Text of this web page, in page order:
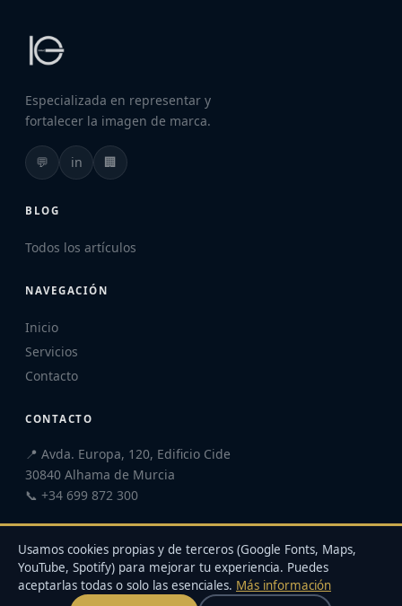
Especializada en representar y
fortalecer la imagen de marca.
💬 in 🏢
BLOG
Todos los artículos
NAVEGACIÓN
Inicio
Servicios
Contacto
CONTACTO
📍 Avda. Europa, 120, Edificio Cide
30840 Alhama de Murcia
📞 +34 699 872 300
© 2026 INMAG SERVICES TALENT
Usamos cookies propias y de terceros (Google Fonts, Maps,
YouTube, Spotify) para mejorar tu experiencia. Puedes
aceptarlas todas o solo las esenciales. Más información